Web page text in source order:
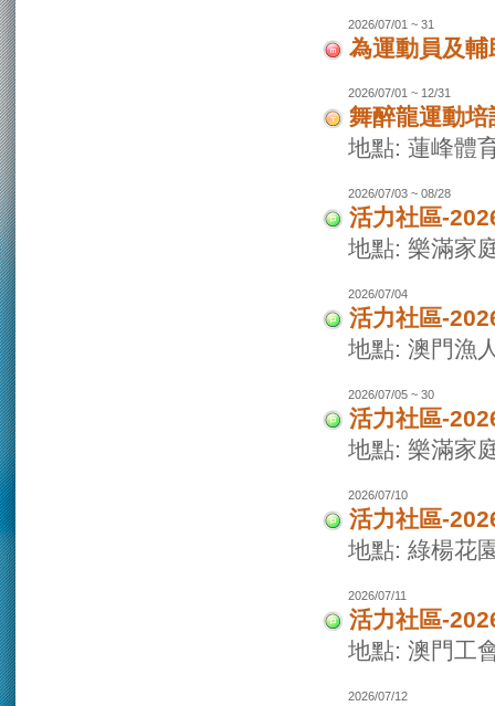
2026/07/01 ~ 31
為運動員及
2026/07/01 ~ 12/31
舞醉龍運動培
地點: 蓮峰體
2026/07/03 ~ 08/28
活力社區-
地點: 樂滿家
2026/07/04
活力社區-
地點: 澳門漁
2026/07/05 ~ 30
活力社區-
地點: 樂滿家
2026/07/10
活力社區-
地點: 綠楊花
2026/07/11
活力社區-
地點: 澳門工
2026/07/12